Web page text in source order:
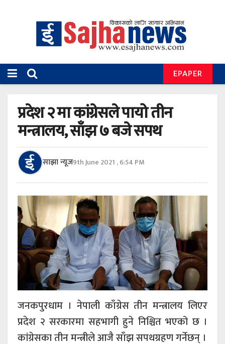
EPAPER
प्रदेश २ मा कांग्रेसले पायो तीन
मन्त्रालय, साँझ ७ बजे सपथ
साझा न्यूज9th June 2021 , 6:54 PM
जनकपुरधाम । नेपाली काँग्रेस तीन मन्त्रालय लिएर
प्रदेश २ सरकारमा सहभागी हुने निश्चित भएको छ ।
कांग्रेसका तीन मन्त्रीले आजै साँझ सपथग्रहण गर्नेछन् ।